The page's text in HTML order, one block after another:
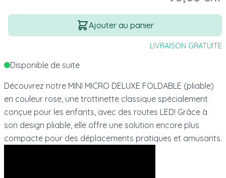
Quantité
Ajouter au panier
LIVRAISON GRATUITE
Disponible de suite
Découvrez notre MINI MICRO DELUXE FOLDABLE (pliable)
en couleur rose, une trottinette classique spécialement
conçue pour les enfants, avec des routes LED! Grâce à
son design pliable, elle offre une solution encore plus
compacte pour des déplacements pratiques et amusants.